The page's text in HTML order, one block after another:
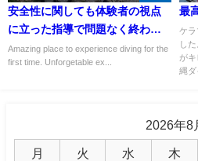
安全性に関しても体験者の視点
に立った指導で問題なく終わる
ことができました！！
Amazing place to experience diving for the
first time. Unforgetable ex...
最
ケラ
し
が
縄ダ
2026年8
月 火 水 木